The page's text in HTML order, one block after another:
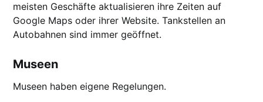
meisten Geschäfte aktualisieren ihre Zeiten auf
Google Maps oder ihrer Website. Tankstellen an
Autobahnen sind immer geöffnet.
Museen
Museen haben eigene Regelungen.